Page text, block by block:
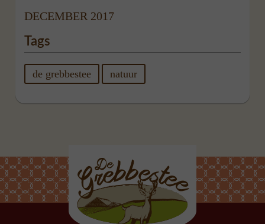
DECEMBER 2017
Tags
de grebbestee natuur